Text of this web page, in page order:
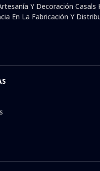
Y Decoración Casals
En La Fabricación Y